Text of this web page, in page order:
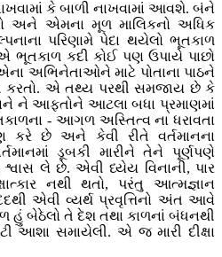
કે બાળી નાખવામાં આવશે. બંને
અને એમના મૂળ માલિકનો અધિક
પરિણામે પેદા થયેલો ભૂતકાળ
ભૂતકાળ કદી કોઈ પણ ઉપાયે પાછો
અભિનેતાઓને માટે પોતાના પાઠને
કરતો. એ તથ્ય પરથી સમજાય છે કે
ને આફતોને આટલા બધા પ્રમાણમાં
- આગળ અસ્તિત્વ ના ધરાવતા
કરે છે અને કેવી રીતે વર્તમાનના
ડૂબકી મારીને તેને પૂર્ણપણે
લે છે. એવી ધ્યેય વિનાની, પાર
નથી થતો, પરંતુ આત્મજ્ઞાન
એવી વ્યર્થ પ્રવૃત્તિનો અંત આવે
બેઠેલો તે દેશ તથા કાળનાં બંધનથી
આશા સમાયેલી. એ જ મારી દીક્ષા